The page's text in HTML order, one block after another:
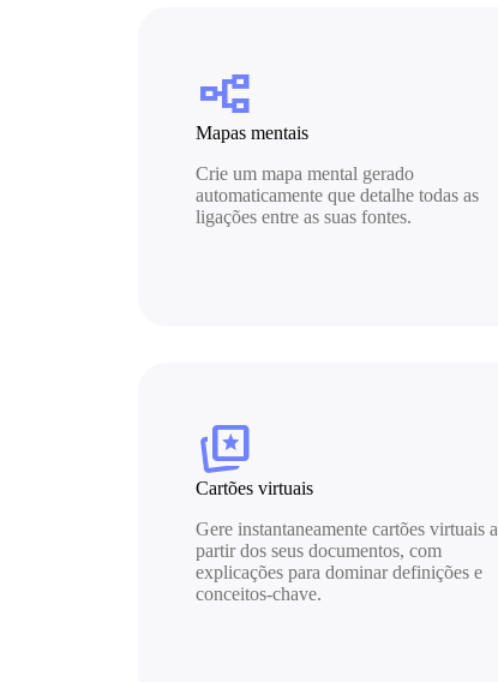
flowchart
Mapas mentais
Crie um mapa mental gerado
automaticamente que detalhe todas as
ligações entre as suas fontes.
cards_star
Cartões virtuais
Gere instantaneamente cartões virtuais a
partir dos seus documentos, com
explicações para dominar definições e
conceitos-chave.